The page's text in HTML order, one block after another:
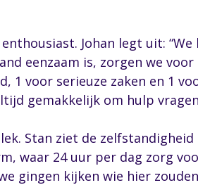
Johan legt uit:
eenzaam is, zorgen we
1 voor serieuze zaken en 1
gemakkelijk om hulp
Stan ziet de
waar 24 uur per dag zorg
gingen kijken wie hier